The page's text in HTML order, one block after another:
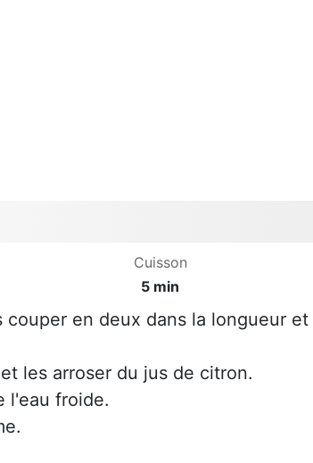
Cuisson
5 min
en deux dans la longueur et
les arroser du jus de citron.
l'eau froide.